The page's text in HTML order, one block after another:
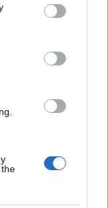
You may click to
party tags to
in below Google
le strategie